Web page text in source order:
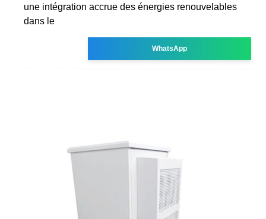
une intégration accrue des énergies renouvelables
dans le
WhatsApp